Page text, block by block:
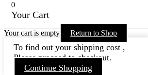
0
Your Cart
Your cart is empty Return to Shop
To find out your shipping cost ,
Please proceed to checkout.
Continue Shopping